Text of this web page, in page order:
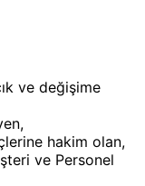
ve değişime
hakim olan,
ve Personel